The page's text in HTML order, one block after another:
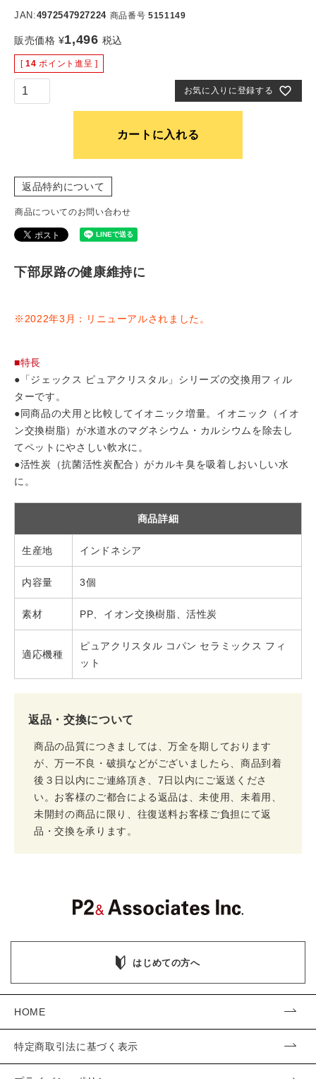
JAN:4972547927224 商品番号 5151149
販売価格 ¥1,496 税込
[ 14 ポイント進呈 ]
お気に入りに登録する
カートに入れる
返品特約について
商品についてのお問い合わせ
下部尿路の健康維持に
※2022年3月：リニューアルされました。
■特長
●「ジェックス ピュアクリスタル」シリーズの交換用フィル
ターです。
●同商品の犬用と比較してイオニック増量。イオニック（イオ
ン交換樹脂）が水道水のマグネシウム・カルシウムを除去し
てペットにやさしい軟水に。
●活性炭（抗菌活性炭配合）がカルキ臭を吸着しおいしい水
に。
商品詳細
生産地 インドネシア
内容量 3個
素材 PP、イオン交換樹脂、活性炭
適応機種
ピュアクリスタル コパン セラミックス フィ
ット
返品・交換について
商品の品質につきましては、万全を期しております
が、万一不良・破損などがございましたら、商品到着
後３日以内にご連絡頂き、7日以内にご返送くださ
い。お客様のご都合による返品は、未使用、未着用、
未開封の商品に限り、往復送料お客様ご負担にて返
品・交換を承ります。
はじめての方へ
HOME
特定商取引法に基づく表示